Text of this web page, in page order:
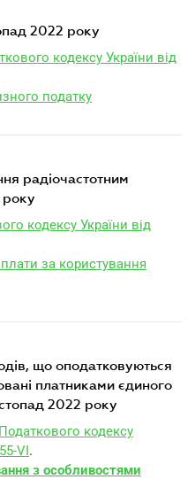
2022 року
кодексу України від
податку
кодексу України від
за користування
платниками єдиного
2022 року
кодексу
VI.
з особливостями